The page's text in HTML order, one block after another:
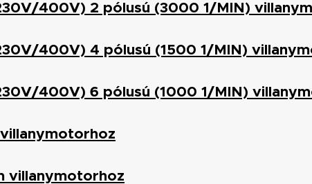
400V) 2 pólusú (3000 1/MIN)
400V) 4 pólusú (1500 1/MIN)
400V) 6 pólusú (1000 1/MIN)
villanymotorhoz